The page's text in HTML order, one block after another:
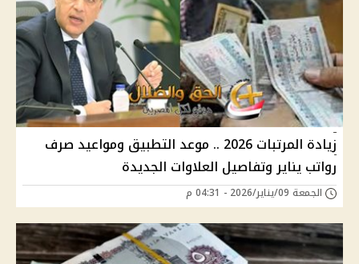
زيادة المرتبات 2026 .. موعد التطبيق ومواعيد صرف
رواتب يناير وتفاصيل العلاوات الجديدة
الجمعة 09/يناير/2026 - 04:31 م